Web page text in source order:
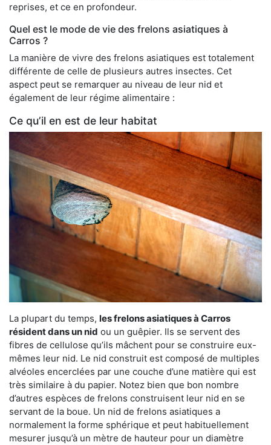
reprises, et ce en profondeur.
Quel est le mode de vie des frelons asiatiques à
Carros ?
La manière de vivre des frelons asiatiques est totalement
différente de celle de plusieurs autres insectes. Cet
aspect peut se remarquer au niveau de leur nid et
également de leur régime alimentaire :
Ce qu’il en est de leur habitat
La plupart du temps, les frelons asiatiques à Carros
résident dans un nid ou un guêpier. Ils se servent des
fibres de cellulose qu’ils mâchent pour se construire eux-
mêmes leur nid. Le nid construit est composé de multiples
alvéoles encerclées par une couche d’une matière qui est
très similaire à du papier. Notez bien que bon nombre
d’autres espèces de frelons construisent leur nid en se
servant de la boue. Un nid de frelons asiatiques a
normalement la forme sphérique et peut habituellement
mesurer jusqu’à un mètre de hauteur pour un diamètre